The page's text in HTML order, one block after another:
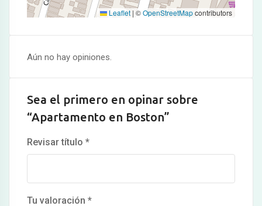
Leaflet | ©OpenStreetMapcontributors
Aún no hay opiniones.
Sea el primero en opinar sobre
“Apartamento en Boston”
Revisar título *
Tu valoración *